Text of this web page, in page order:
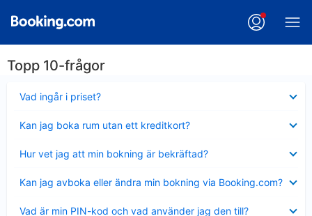
Topp 10-frågor
Vad ingår i priset?
mindre
Kan jag boka rum utan ett kreditkort?
mindre
Hur vet jag att min bokning är bekräftad?
mindre
Kan jag avboka eller ändra min bokning via Booking.com?
mindre
Vad är min PIN-kod och vad använder jag den till?